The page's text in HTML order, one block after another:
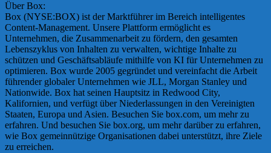
Über Box:
Box (NYSE:BOX) ist der Marktführer im Bereich intelligentes
Content-Management. Unsere Plattform ermöglicht es
Unternehmen, die Zusammenarbeit zu fördern, den gesamten
Lebenszyklus von Inhalten zu verwalten, wichtige Inhalte zu
schützen und Geschäftsabläufe mithilfe von KI für Unternehmen zu
optimieren. Box wurde 2005 gegründet und vereinfacht die Arbeit
führender globaler Unternehmen wie JLL, Morgan Stanley und
Nationwide. Box hat seinen Hauptsitz in Redwood City,
Kalifornien, und verfügt über Niederlassungen in den Vereinigten
Staaten, Europa und Asien. Besuchen Sie box.com, um mehr zu
erfahren. Und besuchen Sie box.org, um mehr darüber zu erfahren,
wie Box gemeinnützige Organisationen dabei unterstützt, ihre Ziele
zu erreichen.